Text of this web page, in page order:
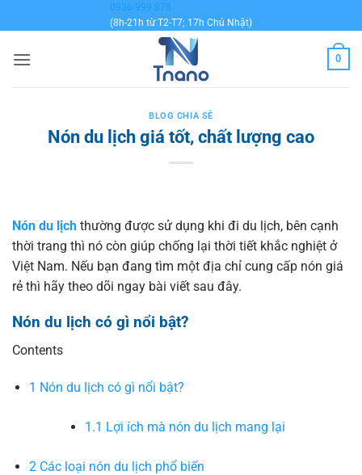
qua
dung
0936 999 878
(8h-21h từ T2-T7; 17h Chủ Nhật)
0
BLOG CHIA SẺ
Nón du lịch giá tốt, chất lượng cao
Nón du lịch thường được sử dụng khi đi du lịch, bên cạnh
thời trang thì nó còn giúp chống lại thời tiết khắc nghiệt ở
Việt Nam. Nếu bạn đang tìm một địa chỉ cung cấp nón giá
rẻ thì hãy theo dõi ngay bài viết sau đây.
Nón du lịch có gì nổi bật?
Contents
1 Nón du lịch có gì nổi bật?
1.1 Lợi ích mà nón du lịch mang lại
2 Các loại nón du lịch phổ biến